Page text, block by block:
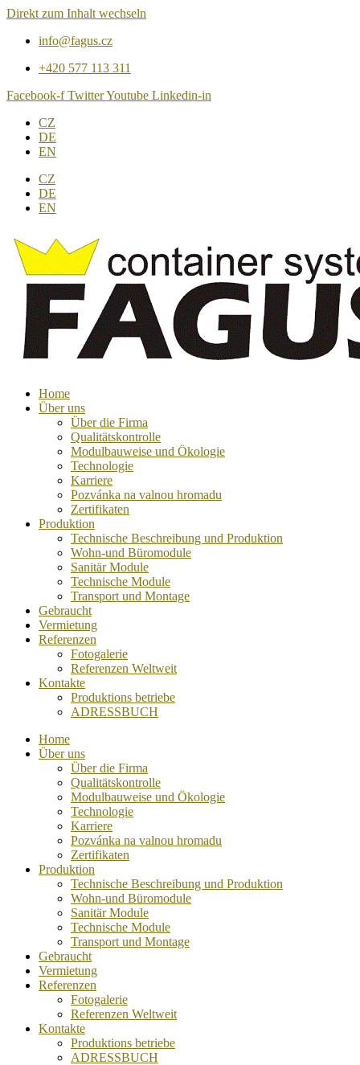
Direkt zum Inhalt wechseln
info@fagus.cz
+420 577 113 311
Facebook-f TwitterYoutube Linkedin-in
CZ
DE
EN
CZ
DE
EN
Home
Über uns
Über die Firma
Qualitätskontrolle
Modulbauweise und Ökologie
Technologie
Karriere
Pozvánka na valnou hromadu
Zertifikaten
Produktion
Technische Beschreibung und Produktion
Wohn-und Büromodule
Sanitär Module
Technische Module
Transport und Montage
Gebraucht
Vermietung
Referenzen
Fotogalerie
Referenzen Weltweit
Kontakte
Produktions betriebe
ADRESSBUCH
Home
Über uns
Über die Firma
Qualitätskontrolle
Modulbauweise und Ökologie
Technologie
Karriere
Pozvánka na valnou hromadu
Zertifikaten
Produktion
Technische Beschreibung und Produktion
Wohn-und Büromodule
Sanitär Module
Technische Module
Transport und Montage
Gebraucht
Vermietung
Referenzen
Fotogalerie
Referenzen Weltweit
Kontakte
Produktions betriebe
ADRESSBUCH